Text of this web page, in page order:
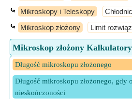
⤿ Mikroskopy i Teleskopy
⤿ Mikroskop złożony Limit
Mikroskop złożony Kalkulatory
Długość mikroskopu złożonego
Długość mikroskopu złożonego, gdy
nieskończoności